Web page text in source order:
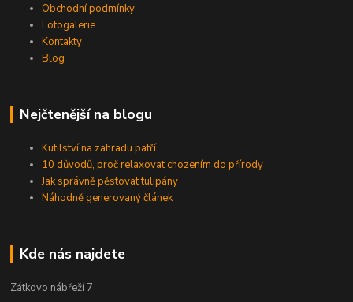
Obchodní podmínky
Fotogalerie
Kontakty
Blog
Nejčtenější na blogu
Kutilství na zahradu patří
10 důvodů, proč relaxovat chozením do přírody
Jak správně pěstovat tulipány
Náhodně generovaný článek
Kde nás najdete
Zátkovo nábřeží 7